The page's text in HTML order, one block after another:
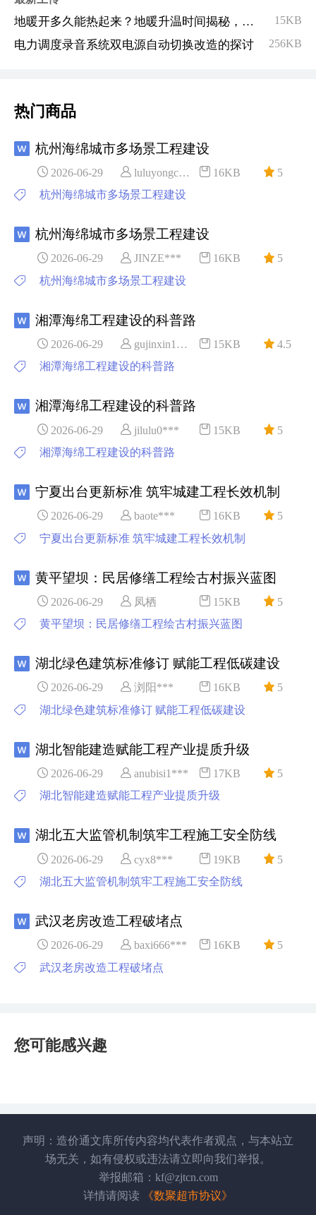
地暖开多久能热起来？地暖升温时间揭秘，轻松享受温暖 15KB
电力调度录音系统双电源自动切换改造的探讨 256KB
热门商品
杭州海绵城市多场景工程建设
2026-06-29 luluyongc*** 16KB
5
杭州海绵城市多场景工程建设
杭州海绵城市多场景工程建设
2026-06-29 JINZE*** 16KB
5
杭州海绵城市多场景工程建设
湘潭海绵工程建设的科普路
2026-06-29 gujinxin1*** 15KB
4.5
湘潭海绵工程建设的科普路
湘潭海绵工程建设的科普路
2026-06-29 jilulu0*** 15KB
5
湘潭海绵工程建设的科普路
宁夏出台更新标准 筑牢城建工程长效机制
2026-06-29 baote*** 16KB
5
宁夏出台更新标准 筑牢城建工程长效机制
黄平望坝：民居修缮工程绘古村振兴蓝图
2026-06-29 凤栖 15KB
5
黄平望坝：民居修缮工程绘古村振兴蓝图
湖北绿色建筑标准修订 赋能工程低碳建设
2026-06-29 浏阳*** 16KB
5
湖北绿色建筑标准修订 赋能工程低碳建设
湖北智能建造赋能工程产业提质升级
2026-06-29 anubisi1*** 17KB
5
湖北智能建造赋能工程产业提质升级
湖北五大监管机制筑牢工程施工安全防线
2026-06-29 cyx8*** 19KB
5
湖北五大监管机制筑牢工程施工安全防线
武汉老房改造工程破堵点
2026-06-29 baxi666*** 16KB
5
武汉老房改造工程破堵点
您可能感兴趣
声明：造价通文库所传内容均代表作者观点，与本站立
场无关，如有侵权或违法请立即向我们举报。
举报邮箱：kf@zjtcn.com
详情请阅读
《数聚超市协议》